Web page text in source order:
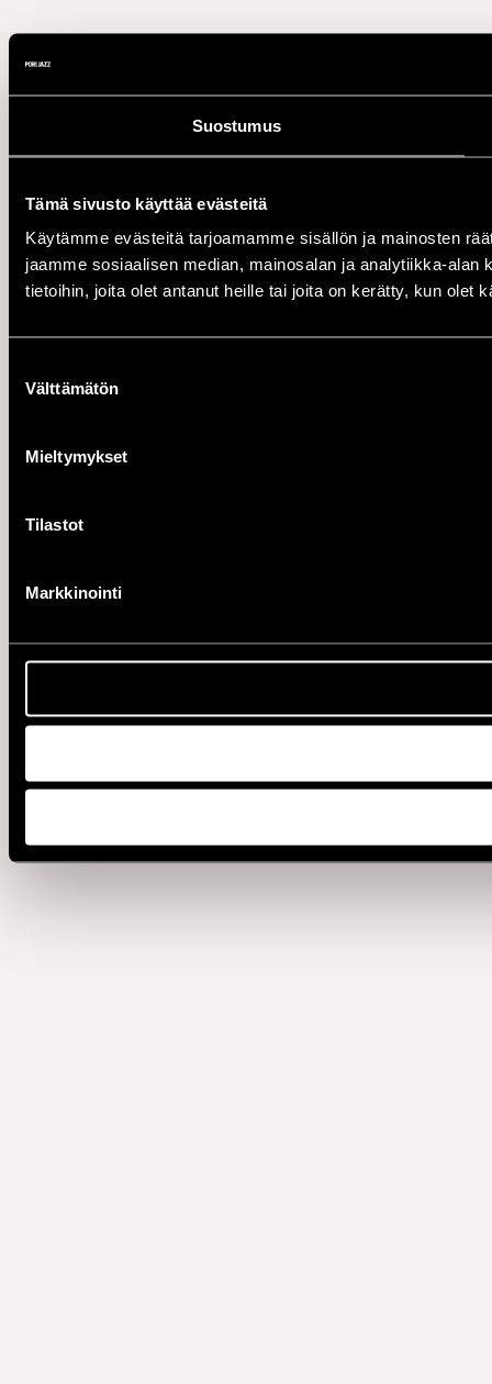
Suostumus
Tämä sivusto käyttää evästeitä
Käytämme evästeitä tarjoamamme sisällön ja mainosten
jaamme sosiaalisen median, mainosalan ja analytiikka-
tietoihin, joita olet antanut heille tai joita on kerätty, kun olet
valinta
Välttämätön
Mieltymykset
Tilastot
Markkinointi